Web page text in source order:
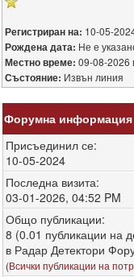
Регистриран на: 10-05-
Рождена дата: Не е
Местно време: 09-08-2026
Състояние: Извън линия
Форумна информация
Присъединил се:
10-05-2024
Последна визита:
03-01-2026, 04:52 PM
Общо публикации:
8 (0.01 публикации на
в Радар Детектори
(Всички публикации на